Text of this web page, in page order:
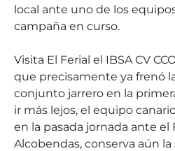
local ante uno de los
campaña en curso.
Visita El Ferial el IBSA CV
que precisamente ya frenó
conjunto jarrero en la
ir más lejos, el equipo
en la pasada jornada ante el
Alcobendas, conserva aún